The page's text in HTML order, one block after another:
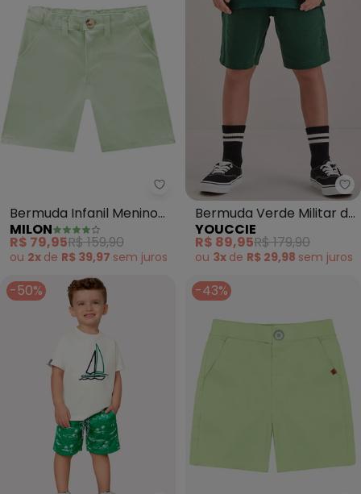
Milon - Bermuda Infanil Menino
Bermuda Infanil Menino
em Sarja (Verde)
MILON
R$ 79,95R$ 159,90
ou 2x de R$ 39,97 sem juros
Bermuda Verde Militar de
Moletom (Verde)
YOUCCIE
R$ 89,95R$ 179,90
ou 3x de R$ 29,98 sem juros
-50% -43%